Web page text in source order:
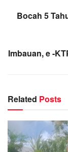
Bocah 5
Imbauan, e -
Related Posts